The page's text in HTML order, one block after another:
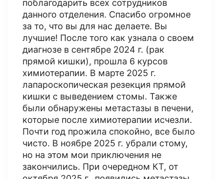
поблагодарить всех сотрудников
данного отделения. Спасибо огромное
за то, что вы для нас делаете. Вы
лучшие! После того как узнала о своем
диагнозе в сентябре 2024 г. (рак
прямой кишки), прошла 6 курсов
химиотерапии​. В марте 2025 г.
лапароскопическая резекция прямой
кишки с выведением стомы. Также
были обнаружены метастазы в печени,
которые после химиотерапии исчезли.
Почти год прожила спокойно, все было
чисто. В ноябре 2025 г. убрали стому,
но на этом мои приключения не
закончились. При очередном КТ​, от